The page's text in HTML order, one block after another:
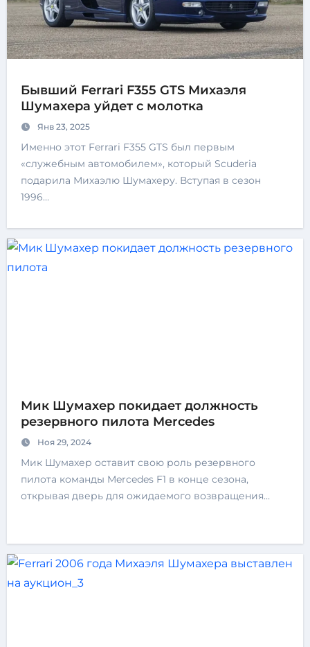
Бывший Ferrari F355 GTS Михаэля
Шумахера уйдет с молотка
Янв 23, 2025
Именно этот Ferrari F355 GTS был первым
«служебным автомобилем», который Scuderia
подарила Михаэлю Шумахеру. Вступая в сезон
1996…
Мик Шумахер покидает должность
резервного пилота Mercedes
Ноя 29, 2024
Мик Шумахер оставит свою роль резервного
пилота команды Mercedes F1 в конце сезона,
открывая дверь для ожидаемого возвращения…